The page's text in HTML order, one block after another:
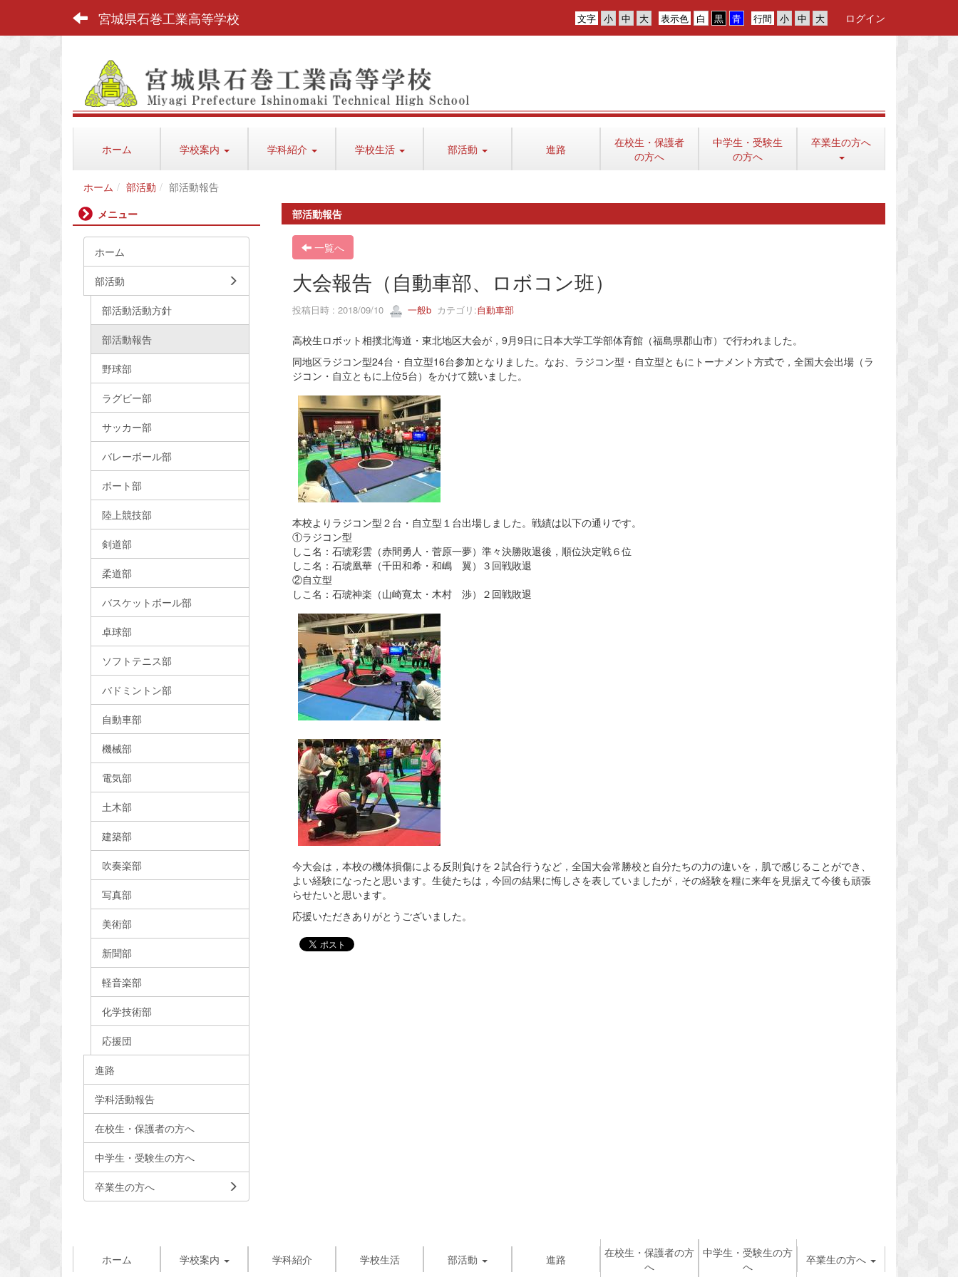
宮城県石巻工業高等学校 行間
表示色
文字 ログイン
ホーム 学校案内 学科紹介 学校生活 部活動 進路
在校生・保護者
の方へ
中学生・受験生
の方へ
卒業生の方へ
ホーム 部活動
部活動報告
部活動報告
一覧へ
大会報告（自動車部、ロボコン班）
投稿日時 : 2018/09/10 一般bカテゴリ:自動車部
高校生ロボット相撲北海道・東北地区大会が，9月9日に日本大学工学部体育館（福島県郡山市）で行われました。
同地区ラジコン型24台・自立型16台参加となりました。なお、ラジコン型・自立型ともにトーナメント方式で，全国大会出場（ラ
ジコン・自立ともに上位5台）をかけて競いました。
本校よりラジコン型２台・自立型１台出場しました。戦績は以下の通りです。
①ラジコン型
しこ名：石琥彩雲（赤間勇人・菅原一夢）準々決勝敗退後，順位決定戦６位
しこ名：石琥凰華（千田和希・和嶋 翼）３回戦敗退
②自立型
しこ名：石琥神楽（山崎寛太・木村 渉）２回戦敗退
今大会は，本校の機体損傷による反則負けを２試合行うなど，全国大会常勝校と自分たちの力の違いを，肌で感じることができ、
よい経験になったと思います。生徒たちは，今回の結果に悔しさを表していましたが，その経験を糧に来年を見据えて今後も頑張
らせたいと思います。
応援いただきありがとうございました。
メニュー
ホーム
部活動
部活動活動方針
部活動報告
野球部
ラグビー部
サッカー部
バレーボール部
ボート部
陸上競技部
剣道部
柔道部
バスケットボール部
卓球部
ソフトテニス部
バドミントン部
自動車部
機械部
電気部
土木部
建築部
吹奏楽部
写真部
美術部
新聞部
軽音楽部
化学技術部
応援団
進路
学科活動報告
在校生・保護者の方へ
中学生・受験生の方へ
卒業生の方へ
ホーム 学校案内 学科紹介 学校生活 部活動 進路
在校生・保護者の方
へ
中学生・受験生の方
へ
卒業生の方へ